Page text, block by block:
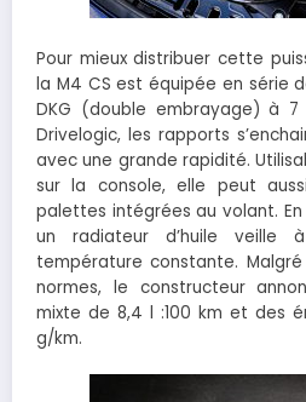
Pour mieux distribuer cette
la M4 CS est équipée en série
DKG (double embrayage) à
Drivelogic, les rapports
avec une grande rapidité.
sur la console, elle peut
palettes intégrées au volant. En
un radiateur d’huile veille
température constante.
normes, le constructeur
mixte de 8,4 l :100 km et des
g/km.